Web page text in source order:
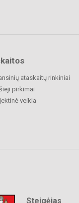
ataskaitų rinkiniai
pirkimai
veikla
Steigėjas